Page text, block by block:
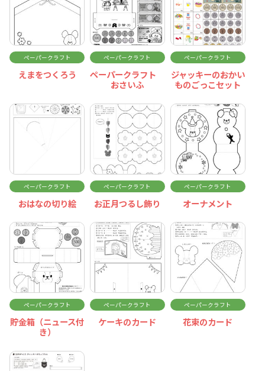
ペーパークラフト
えまをつくろう
ペーパークラフト
ペーパークラフト
おさいふ
ペーパークラフト
ジャッキーのおかい
ものごっこセット
ペーパークラフト
おはなの切り絵
ペーパークラフト
お正月つるし飾り
ペーパークラフト
オーナメント
ペーパークラフト
貯金箱（ニュース付
き）
ペーパークラフト
ケーキのカード
ペーパークラフト
花束のカード